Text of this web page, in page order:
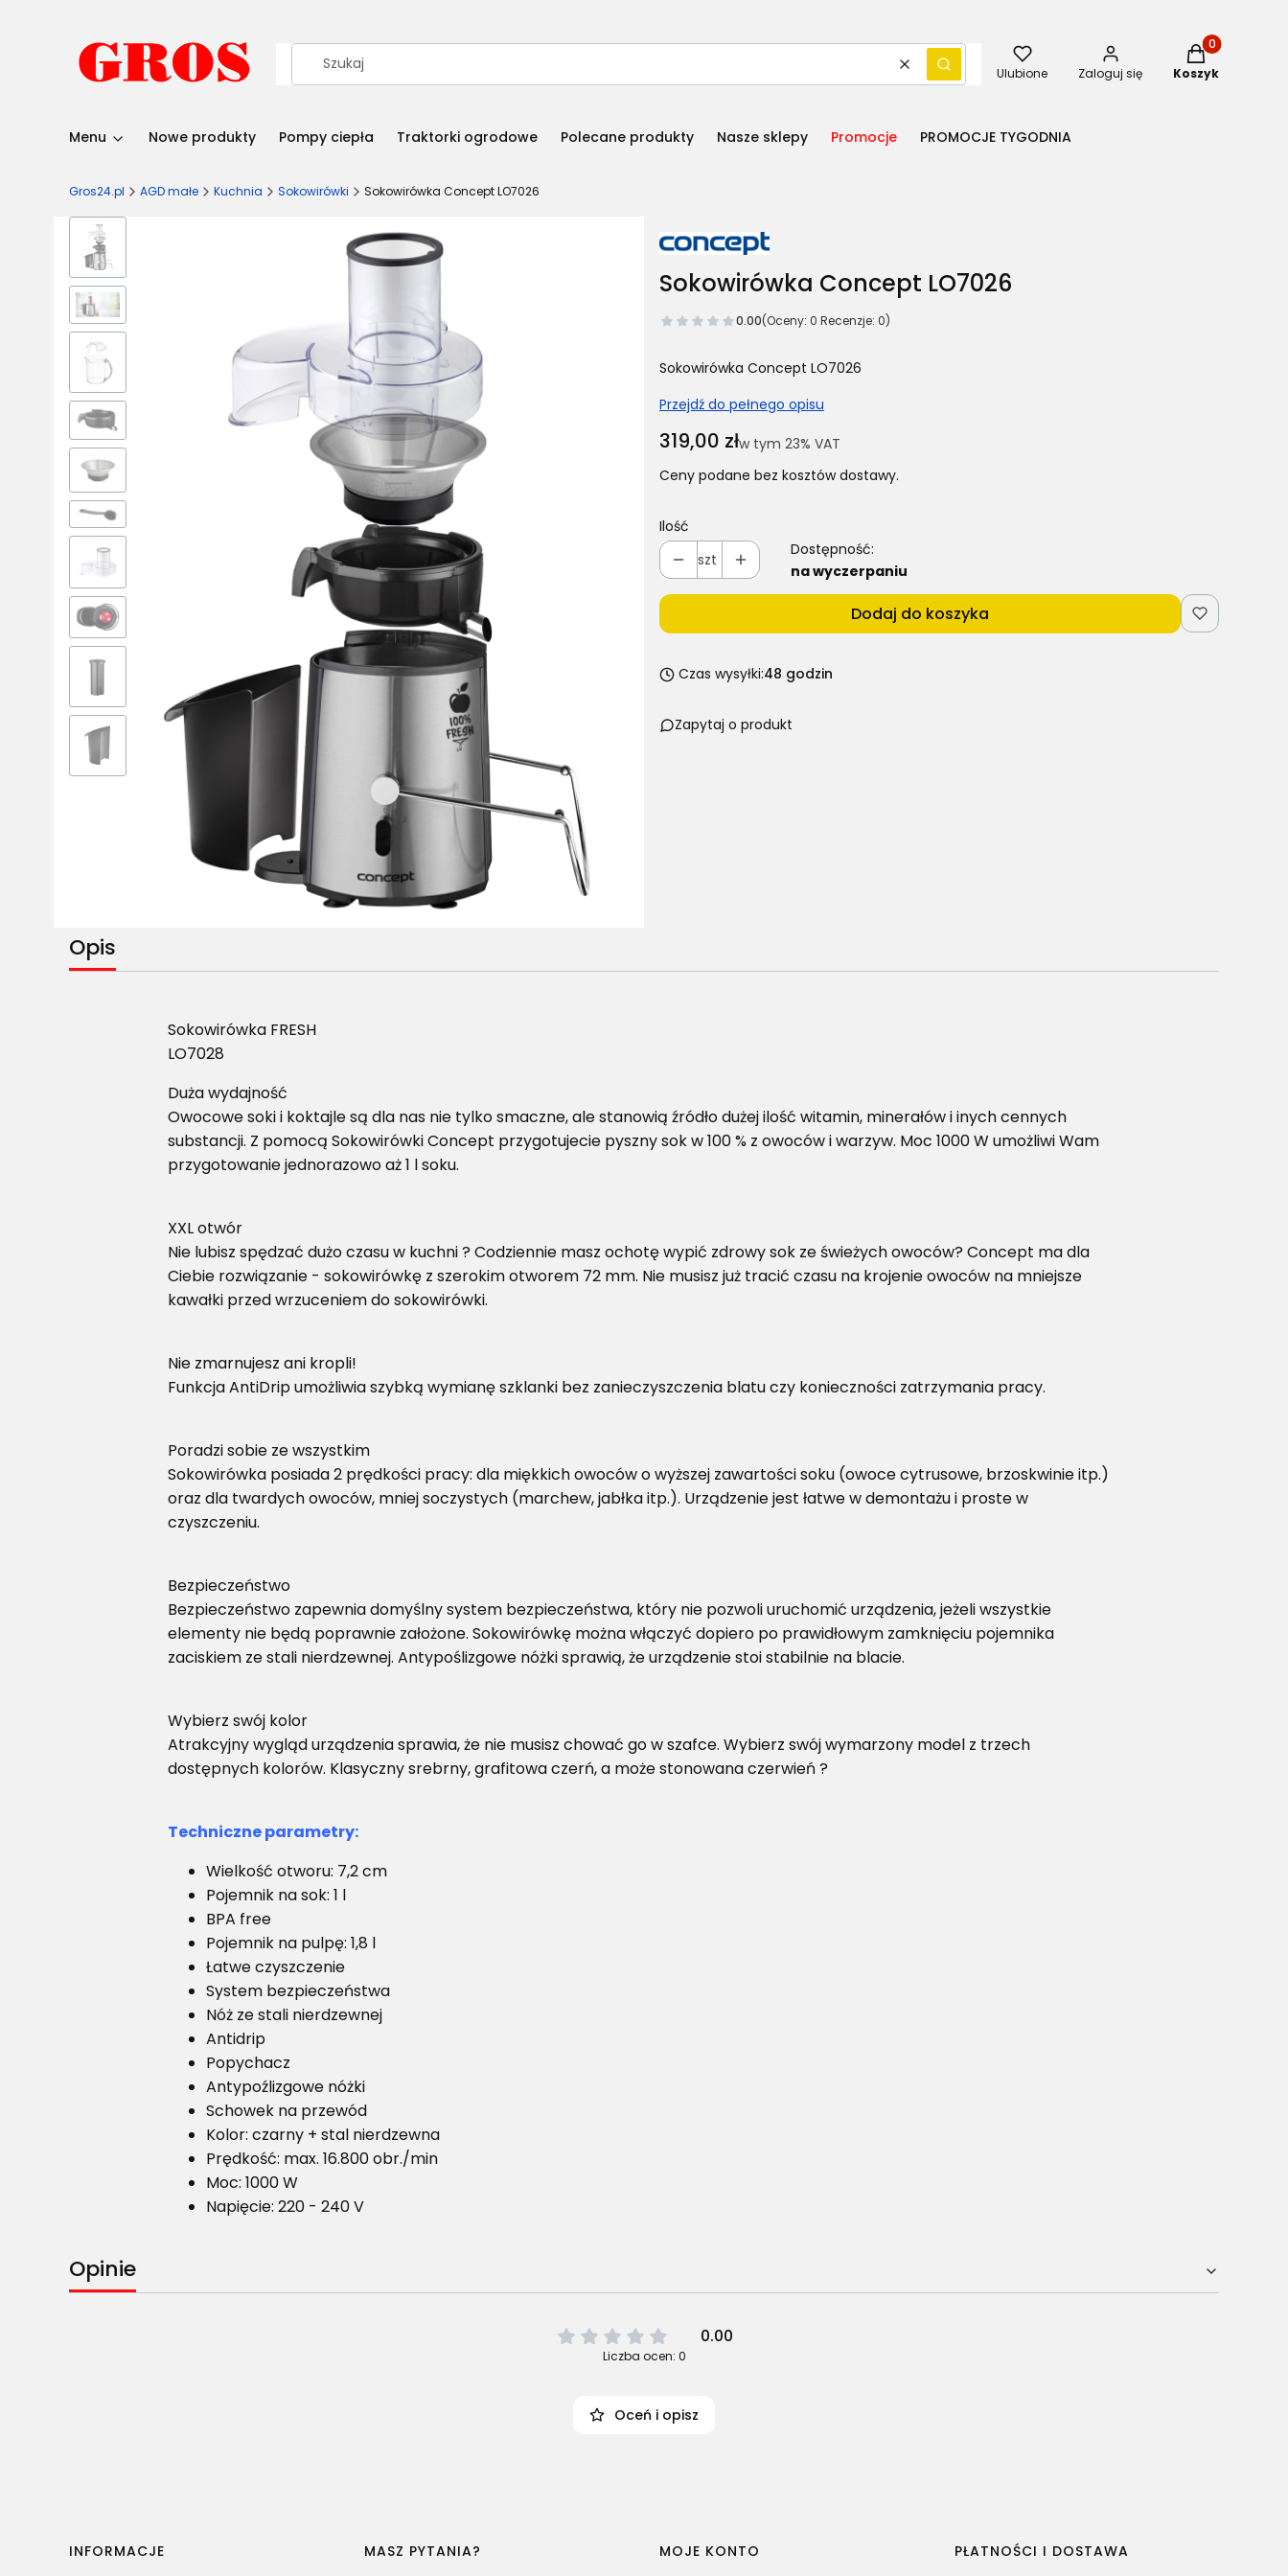
WyczyśćSzukaj Ulubione Zaloguj się
Produkty w
Koszyk
Menu Nowe produkty Pompy ciepła Traktorki ogrodowe Polecane produkty Nasze sklepy Promocje PROMOCJE TYGODNIA
Gros24.pl AGD małe Kuchnia Sokowirówki Sokowirówka Concept LO7026
Sokowirówka Concept LO7026
0.00(Oceny: 0 Recenzje: 0)
Sokowirówka Concept LO7026
Przejdź do pełnego opisu
Cena
319,00 złw tym 23% VAT
w tym 23% VAT
Ceny podane bez kosztów dostawy.
Ilość
szt
Dostępność:
na wyczerpaniu
Dodaj do koszyka
Czas wysyłki:48 godzin
Zapytaj o produkt
Opis
Sokowirówka FRESH
LO7028
Duża wydajność
Owocowe soki i koktajle są dla nas nie tylko smaczne, ale stanowią źródło dużej ilość witamin, minerałów i inych cennych
substancji. Z pomocą Sokowirówki Concept przygotujecie pyszny sok w 100 % z owoców i warzyw. Moc 1000 W umożliwi Wam
przygotowanie jednorazowo aż 1 l soku.
XXL otwór
Nie lubisz spędzać dużo czasu w kuchni ? Codziennie masz ochotę wypić zdrowy sok ze świeżych owoców? Concept ma dla
Ciebie rozwiązanie - sokowirówkę z szerokim otworem 72 mm. Nie musisz już tracić czasu na krojenie owoców na mniejsze
kawałki przed wrzuceniem do sokowirówki.
Nie zmarnujesz ani kropli!
Funkcja AntiDrip umożliwia szybką wymianę szklanki bez zanieczyszczenia blatu czy konieczności zatrzymania pracy.
Poradzi sobie ze wszystkim
Sokowirówka posiada 2 prędkości pracy: dla miękkich owoców o wyższej zawartości soku (owoce cytrusowe, brzoskwinie itp.)
oraz dla twardych owoców, mniej soczystych (marchew, jabłka itp.). Urządzenie jest łatwe w demontażu i proste w
czyszczeniu.
Bezpieczeństwo
Bezpieczeństwo zapewnia domyślny system bezpieczeństwa, który nie pozwoli uruchomić urządzenia, jeżeli wszystkie
elementy nie będą poprawnie założone. Sokowirówkę można włączyć dopiero po prawidłowym zamknięciu pojemnika
zaciskiem ze stali nierdzewnej. Antypoślizgowe nóżki sprawią, że urządzenie stoi stabilnie na blacie.
Wybierz swój kolor
Atrakcyjny wygląd urządzenia sprawia, że nie musisz chować go w szafce. Wybierz swój wymarzony model z trzech
dostępnych kolorów. Klasyczny srebrny, grafitowa czerń, a może stonowana czerwień ?
Techniczne parametry:
Wielkość otworu: 7,2 cm
Pojemnik na sok: 1 l
BPA free
Pojemnik na pulpę: 1,8 l
Łatwe czyszczenie
System bezpieczeństwa
Nóż ze stali nierdzewnej
Antidrip
Popychacz
Antypoźlizgowe nóżki
Schowek na przewód
Kolor: czarny + stal nierdzewna
Prędkość: max. 16.800 obr./min
Moc: 1000 W
Napięcie: 220 - 240 V
Opinie
0.00
Liczba ocen: 0
Oceń i opisz
Linki w stopce
INFORMACJE MASZ PYTANIA? MOJE KONTO PŁATNOŚCI I DOSTAWA